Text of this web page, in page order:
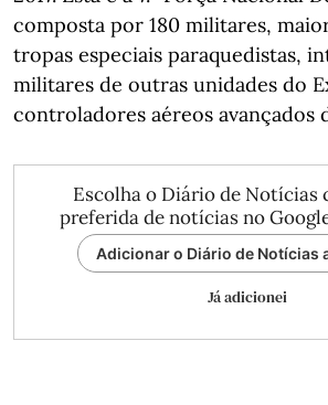
composta por 180 militares,
tropas especiais paraquedistas,
militares de outras unidades do
controladores aéreos avançados
Escolha o Diário de Notícias
preferida de notícias no
Adicionar o Diário de Notícias
Já adicionei